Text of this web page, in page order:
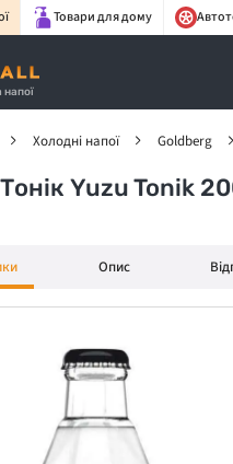
Товари для дому
напої
Холодні напої Goldberg
Тонік Yuzu Tonik
Опис